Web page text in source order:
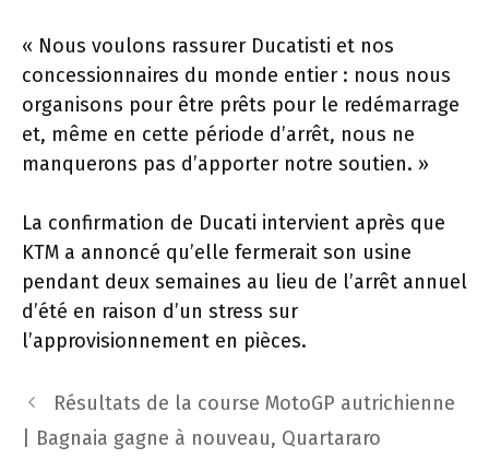
« Nous voulons rassurer Ducatisti et nos
concessionnaires du monde entier : nous nous
organisons pour être prêts pour le redémarrage
et, même en cette période d’arrêt, nous ne
manquerons pas d’apporter notre soutien. »
La confirmation de Ducati intervient après que
KTM a annoncé qu’elle fermerait son usine
pendant deux semaines au lieu de l’arrêt annuel
d’été en raison d’un stress sur
l’approvisionnement en pièces.
Navigation
des
Résultats de la course MotoGP autrichienne
| Bagnaia gagne à nouveau, Quartararo